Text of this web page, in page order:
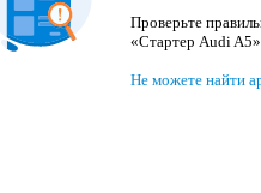
Проверьте
«Стартер Audi
Не можете найти